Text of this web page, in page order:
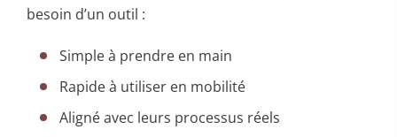
besoin d’un outil :
Simple à prendre en main
Rapide à utiliser en mobilité
Aligné avec leurs processus réels